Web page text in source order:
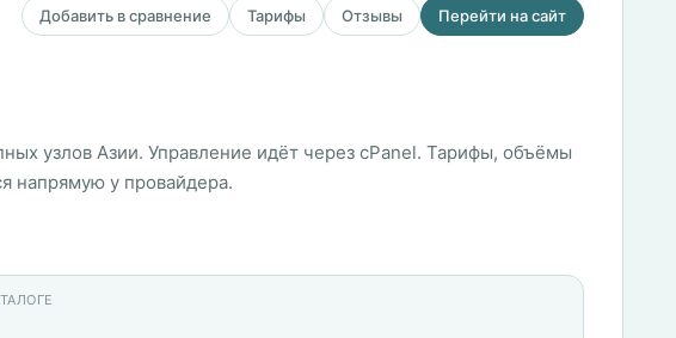
Добавить в сравнение Тарифы Отзывы Перейти на сайт
узлов Азии. Управление идёт через cPanel. Тарифы, объёмы
напрямую у провайдера.